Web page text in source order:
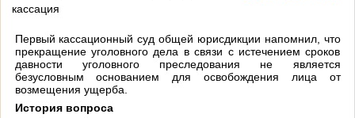
кассация
Первый кассационный суд общей юрисдикции напомнил, что
прекращение уголовного дела в связи с истечением сроков
давности уголовного преследования не является
безусловным основанием для освобождения лица от
возмещения ущерба.
История вопроса